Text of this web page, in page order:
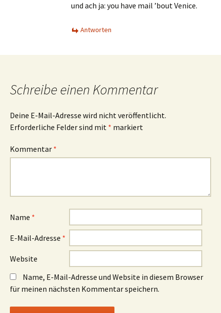
und ach ja: you have mail ’bout Venice.
Antworten
Schreibe einen Kommentar
Deine E-Mail-Adresse wird nicht veröffentlicht.
Erforderliche Felder sind mit * markiert
Kommentar *
Name *
E-Mail-Adresse *
Website
Name, E-Mail-Adresse und Website in diesem Browser
für meinen nächsten Kommentar speichern.